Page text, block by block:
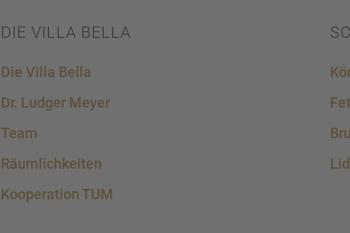
Platform
DIE VILLA BELLA
Die Villa Bella
Dr. Ludger Meyer
Team
Räumlich­kei­ten
Koope­ra­tion TUM